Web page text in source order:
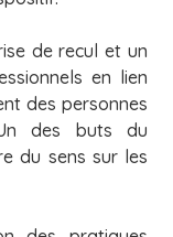
de recul et un
en lien
des personnes
Un des buts du
du sens sur les